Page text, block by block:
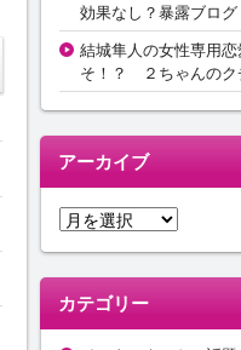
効果なし？暴露ブログ
結城隼人の女性専用
そ！？ ２ちゃんのク
アーカイブ
ア
イ
カテゴリー